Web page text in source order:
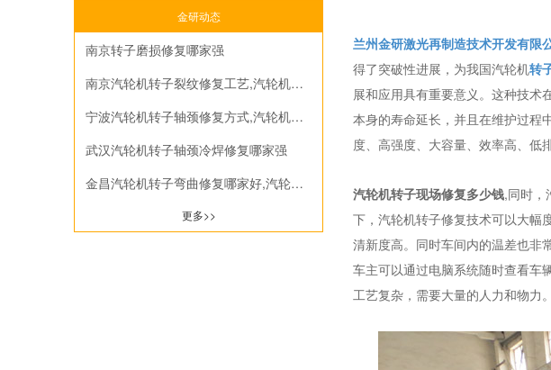
兰州金研激光再制造技术开发有限
得了突破性进展，为我国汽轮机转
展和应用具有重要意义。这种技术
本身的寿命延长，并且在维护过程
度、高强度、大容量、效率高、低
汽轮机转子现场修复多少钱,同时，
下，汽轮机转子修复技术可以大幅
清新度高。同时车间内的温差也非
车主可以通过电脑系统随时查看车
工艺复杂，需要大量的人力和物力。
汽轮机转子
轴流风机和离心机
螺杆压缩机和挤压造粒机
增速器齿轮轴
金研动态
南京转子磨损修复哪家强
南京汽轮机转子裂纹修复工艺,汽轮机转子轴颈冷焊修复哪家强
宁波汽轮机转子轴颈修复方式,汽轮机转子轴颈冷焊修复工艺
武汉汽轮机转子轴颈冷焊修复哪家强
金昌汽轮机转子弯曲修复哪家好,汽轮机转子划伤激光修复哪家强
更多>>